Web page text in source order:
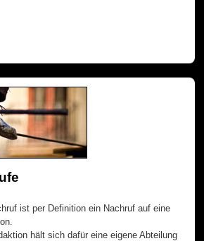
ist per Definition ein Nachruf auf eine
hält sich dafür eine eigene Abteilung